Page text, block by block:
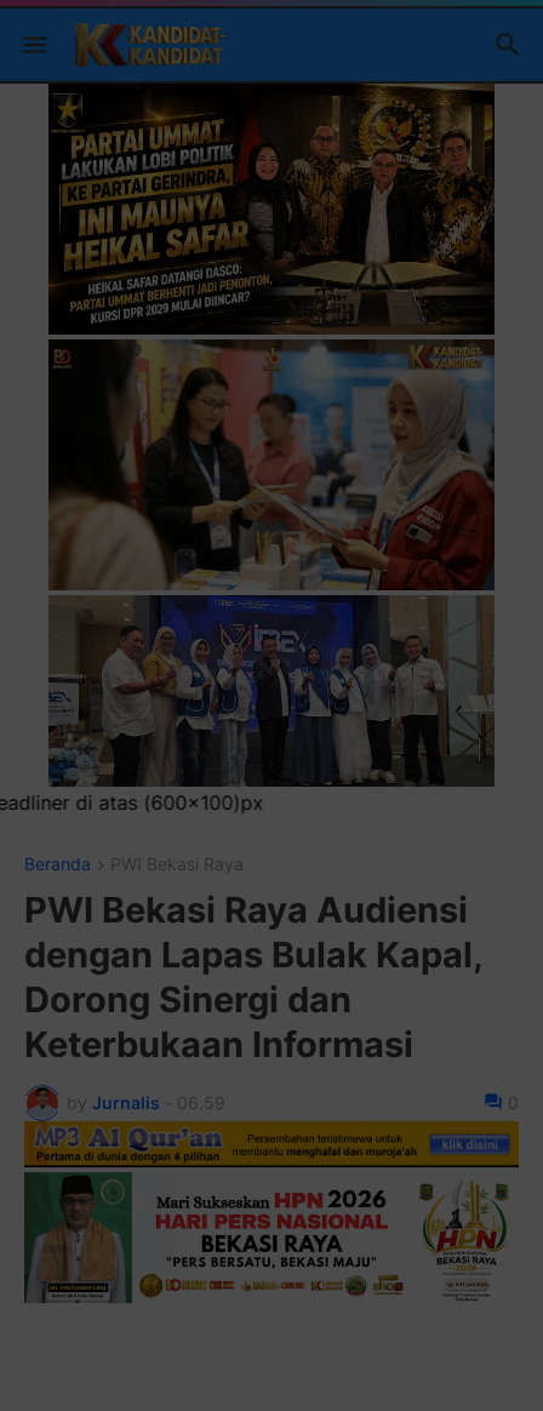
Beranda PWI Bekasi Raya
PWI Bekasi Raya Audiensi
dengan Lapas Bulak Kapal,
Dorong Sinergi dan
Keterbukaan Informasi
by Jurnalis - 06.59 0